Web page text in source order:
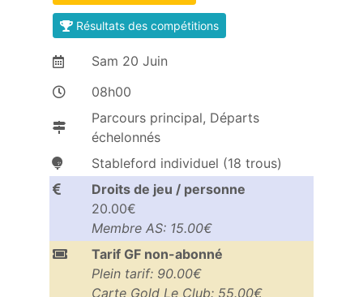
Résultats des compétitions
Sam 20 Juin
08h00
Parcours principal, Départs
échelonnés
Stableford individuel (18 trous)
Droits de jeu / personne
20.00€
Membre AS: 15.00€
Tarif GF non-abonné
Plein tarif: 90.00€
Carte Gold Le Club: 55.00€